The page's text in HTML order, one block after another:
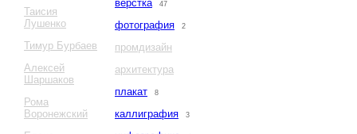
Таисия
Лушенко
Тимур Бурбаев
Алексей
Шаршаков
Рома
Воронежский
верстка
47
фотография 2
промдизайн
архитектура
плакат
8
каллиграфия 3